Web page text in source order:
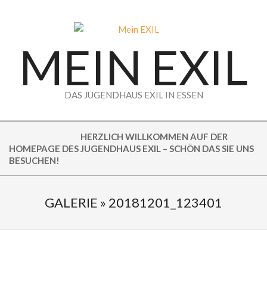
MEIN EXIL
DAS JUGENDHAUS EXIL IN ESSEN
HERZLICH WILLKOMMEN AUF DER
HOMEPAGE DES JUGENDHAUS EXIL – SCHÖN DAS SIE UNS
BESUCHEN!
GALERIE » 20181201_123401